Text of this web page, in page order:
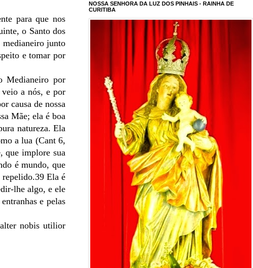
para que nos
o Santo dos
medianeiro junto
e tomar por
Medianeiro por
veio a nós, e por
causa de nossa
Mãe; ela é boa
natureza. Ela
a lua (Cant 6,
que implore sua
é mundo, que
repelido.39 Ela é
lhe algo, e ele
e pelas
nobis utilior
NOSSA SENHORA DA LUZ DOS PINHAIS - RAINHA DE
CURITIBA